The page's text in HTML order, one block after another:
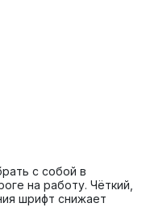
с собой в
на работу. Чёткий,
шрифт снижает